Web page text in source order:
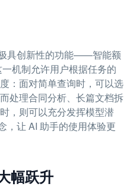
具创新性的功能——智能额
机制允许用户根据任务的
：面对简单查询时，可以选
处理合同分析、长篇文档拆
，则可以充分发挥模型潜
，让 AI 助手的使用体验更
幅跃升